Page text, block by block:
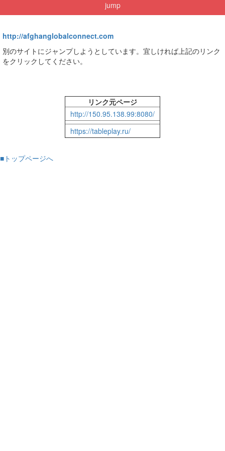
jump
http://afghanglobalconnect.com
別のサイトにジャンプしようとしています。宜しければ上記のリンク
をクリックしてください。
リンク元ページ
http://150.95.138.99:8080/
https://tableplay.ru/
■トップページへ